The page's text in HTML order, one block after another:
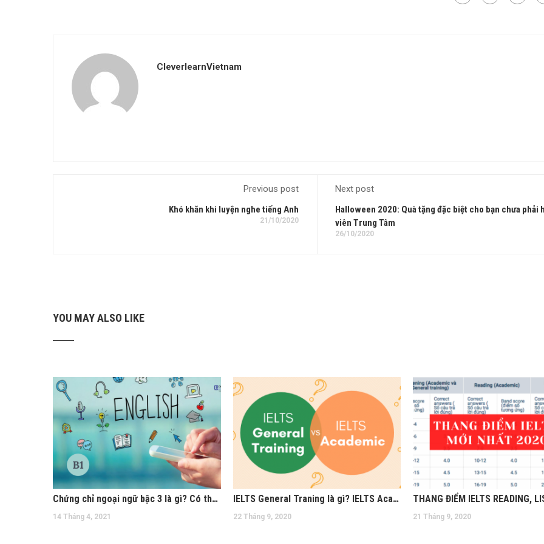
CleverlearnVietnam
Previous post
Khó khăn khi luyện nghe tiếng Anh
21/10/2020
Next post
Halloween 2020: Quà tặng đặc biệt cho bạn chưa phải
viên Trung Tâm
26/10/2020
YOU MAY ALSO LIKE
Chứng chỉ ngoại ngữ bậc 3 là gì? Có thời hạn bao lâu?
14 Tháng 4, 2021
IELTS General Traning là gì? IELTS Academic và IELTS General Traning khác nhau thế nào?
22 Tháng 9, 2020 21 Tháng 9, 2020